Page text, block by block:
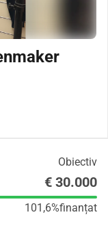
Obiectiv
€ 30.000
101,6%finanțat